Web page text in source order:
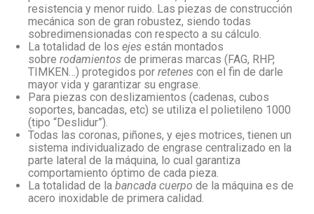
resistencia y menor ruido. Las piezas de construcción
mecánica son de gran robustez, siendo todas
sobredimensionadas con respecto a su cálculo.
La totalidad de los ejes están montados
sobre rodamientos de primeras marcas (FAG, RHP,
TIMKEN…) protegidos por retenes con el fin de darle
mayor vida y garantizar su engrase.
Para piezas con deslizamientos (cadenas, cubos
soportes, bancadas, etc) se utiliza el polietileno 1000
(tipo “Deslidur”).
Todas las coronas, piñones, y ejes motrices, tienen un
sistema individualizado de engrase centralizado en la
parte lateral de la máquina, lo cual garantiza
comportamiento óptimo de cada pieza.
La totalidad de la bancada cuerpo de la máquina es de
acero inoxidable de primera calidad.